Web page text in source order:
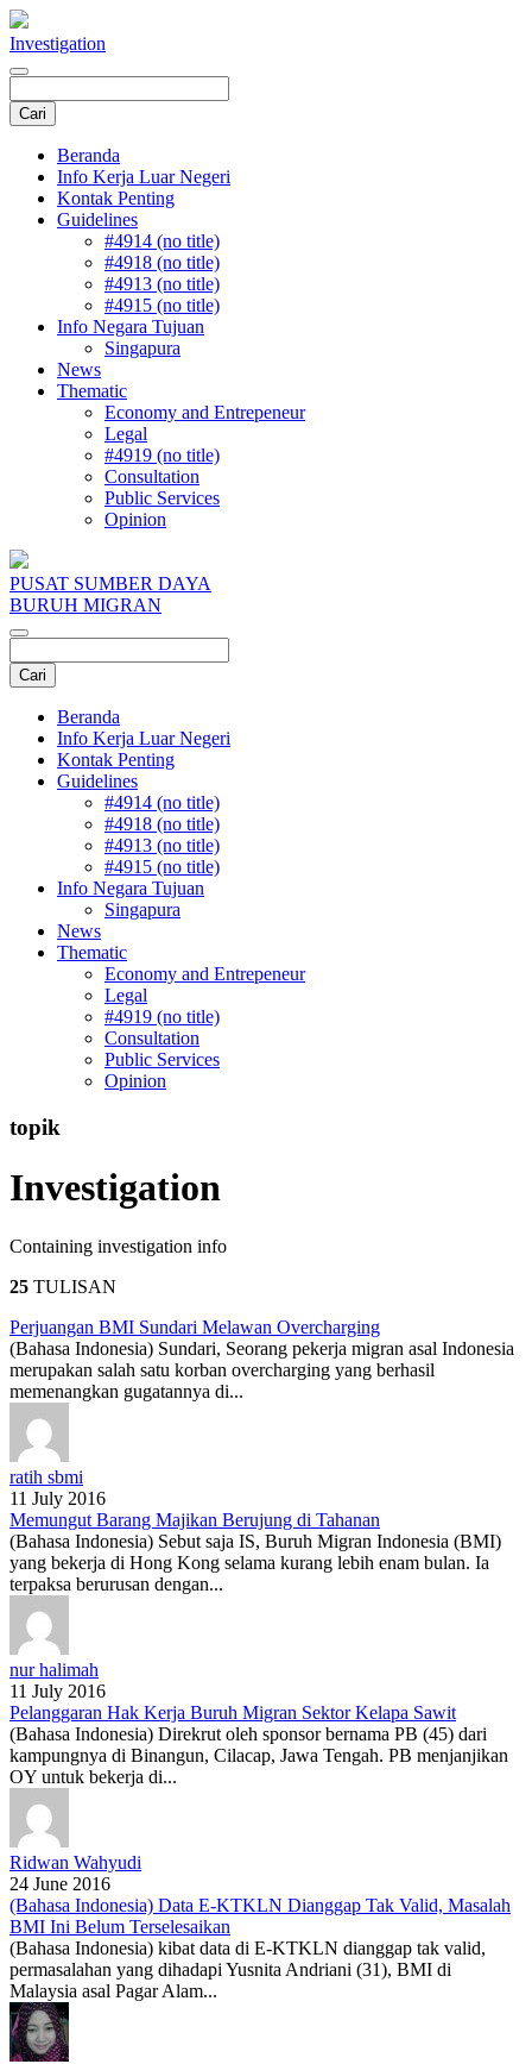
Investigation
Beranda
Info Kerja Luar Negeri
Kontak Penting
Guidelines
#4914 (no title)
#4918 (no title)
#4913 (no title)
#4915 (no title)
Info Negara Tujuan
Singapura
News
Thematic
Economy and Entrepeneur
Legal
#4919 (no title)
Consultation
Public Services
Opinion
PUSAT SUMBER DAYA
BURUH MIGRAN
Beranda
Info Kerja Luar Negeri
Kontak Penting
Guidelines
#4914 (no title)
#4918 (no title)
#4913 (no title)
#4915 (no title)
Info Negara Tujuan
Singapura
News
Thematic
Economy and Entrepeneur
Legal
#4919 (no title)
Consultation
Public Services
Opinion
topik
Investigation
Containing investigation info
25 TULISAN
Perjuangan BMI Sundari Melawan Overcharging
(Bahasa Indonesia) Sundari, Seorang pekerja migran asal Indonesia
merupakan salah satu korban overcharging yang berhasil
memenangkan gugatannya di...
ratih sbmi
11 July 2016
Memungut Barang Majikan Berujung di Tahanan
(Bahasa Indonesia) Sebut saja IS, Buruh Migran Indonesia (BMI)
yang bekerja di Hong Kong selama kurang lebih enam bulan. Ia
terpaksa berurusan dengan...
nur halimah
11 July 2016
Pelanggaran Hak Kerja Buruh Migran Sektor Kelapa Sawit
(Bahasa Indonesia) Direkrut oleh sponsor bernama PB (45) dari
kampungnya di Binangun, Cilacap, Jawa Tengah. PB menjanjikan
OY untuk bekerja di...
Ridwan Wahyudi
24 June 2016
(Bahasa Indonesia) Data E-KTKLN Dianggap Tak Valid, Masalah
BMI Ini Belum Terselesaikan
(Bahasa Indonesia) kibat data di E-KTKLN dianggap tak valid,
permasalahan yang dihadapi Yusnita Andriani (31), BMI di
Malaysia asal Pagar Alam...